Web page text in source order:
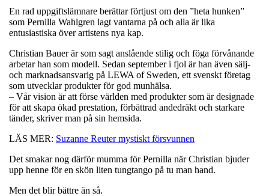
En rad uppgiftslämnare berättar förtjust om den ”heta hunken”
som Pernilla Wahlgren lagt vantarna på och alla är lika
entusiastiska över artistens nya kap.
Christian Bauer är som sagt anslående stilig och föga förvånande
arbetar han som modell. Sedan september i fjol är han även sälj-
och marknadsansvarig på LEWA of Sweden, ett svenskt företag
som utvecklar produkter för god munhälsa.
– ​Vår vision är att förse världen med produkter som är designade
för att skapa ökad prestation, förbättrad andedräkt och starkare
tänder, skriver man på sin hemsida.
LÄS MER: Suzanne Reuter mystiskt försvunnen
Det smakar nog därför mumma för Pernilla när Christian bjuder
upp henne för en skön liten tungtango på tu man hand.
Men det blir bättre än så.